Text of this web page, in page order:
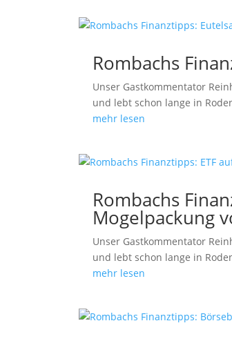
Rombachs
Unser Gastkommentator
und lebt schon lange in
mehr lesen
Rombachs
Mogelpackung
Unser Gastkommentator
und lebt schon lange in
mehr lesen